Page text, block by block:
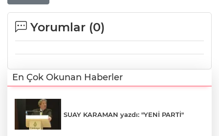
Yorumlar (0)
En Çok Okunan Haberler
SUAY KARAMAN yazdı: "YENİ PARTİ"